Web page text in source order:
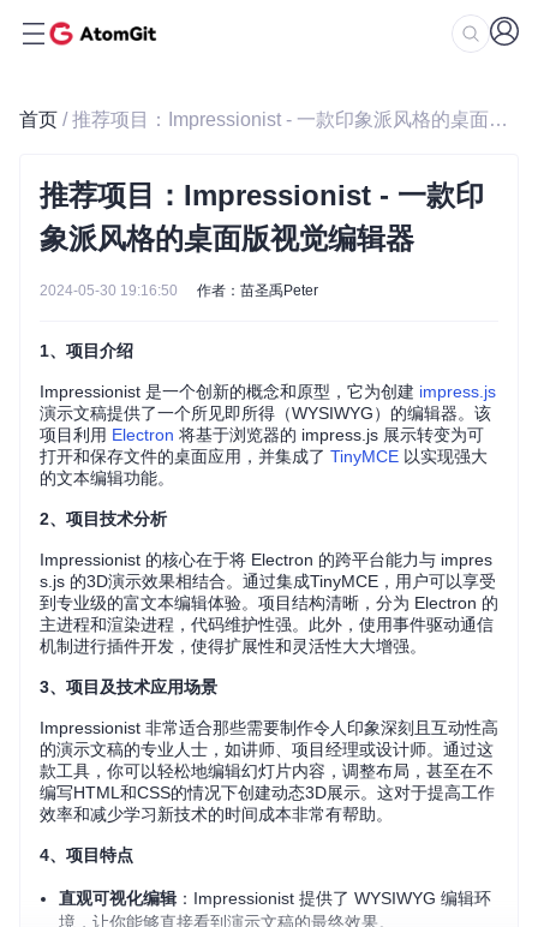
首页 / 推荐项目：Impressionist - 一款印象派风格的桌面版视觉编辑器
推荐项目：Impressionist - 一款印
象派风格的桌面版视觉编辑器
2024-05-30 19:16:50 作者：苗圣禹Peter
1、项目介绍
Impressionist 是一个创新的概念和原型，它为创建 impress.js
演示文稿提供了一个所见即所得（WYSIWYG）的编辑器。该
项目利用 Electron 将基于浏览器的 impress.js 展示转变为可
打开和保存文件的桌面应用，并集成了 TinyMCE 以实现强大
的文本编辑功能。
2、项目技术分析
Impressionist 的核心在于将 Electron 的跨平台能力与 impres
s.js 的3D演示效果相结合。通过集成TinyMCE，用户可以享受
到专业级的富文本编辑体验。项目结构清晰，分为 Electron 的
主进程和渲染进程，代码维护性强。此外，使用事件驱动通信
机制进行插件开发，使得扩展性和灵活性大大增强。
3、项目及技术应用场景
Impressionist 非常适合那些需要制作令人印象深刻且互动性高
的演示文稿的专业人士，如讲师、项目经理或设计师。通过这
款工具，你可以轻松地编辑幻灯片内容，调整布局，甚至在不
编写HTML和CSS的情况下创建动态3D展示。这对于提高工作
效率和减少学习新技术的时间成本非常有帮助。
4、项目特点
直观可视化编辑 ：Impressionist 提供了 WYSIWYG 编辑环
境，让你能够直接看到演示文稿的最终效果。